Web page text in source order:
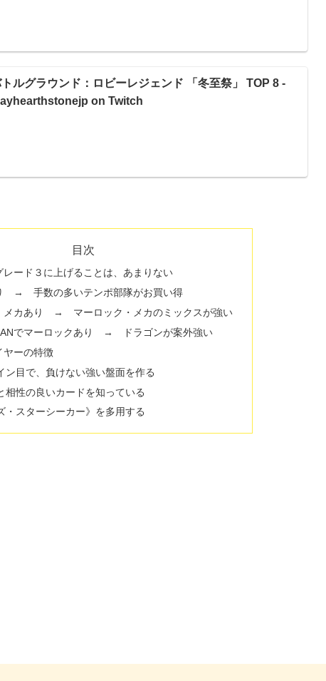
ルグラウンド：ロビーレジェンド 「冬至祭」 TOP 8 -
on Twitch
目次
レード３に上げることは、あまりない
→ 手数の多いテンポ部隊がお買い得
メカあり → マーロック・メカのミックスが強い
でマーロックあり → ドラゴンが案外強い
ヤーの特徴
ン目で、負けない強い盤面を作る
相性の良いカードを知っている
・スターシーカー》を多用する